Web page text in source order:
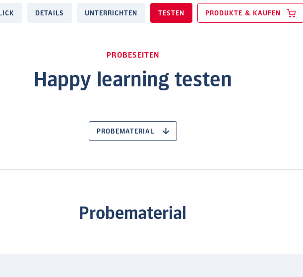
DETAILS UNTERRICHTEN TESTEN PRODUKTE & KAUFEN
PROBESEITEN
Happy learning testen
PROBEMATERIAL
Probematerial